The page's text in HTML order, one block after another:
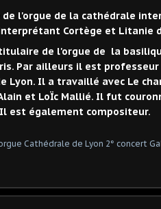
de l'orgue de la cathédrale
Cortège et Litanie
de l'orgue de la
Par ailleurs il est
Lyon. Il a travaillé avec Le
et LoÏc Mallié. Il fut
est également compositeur.